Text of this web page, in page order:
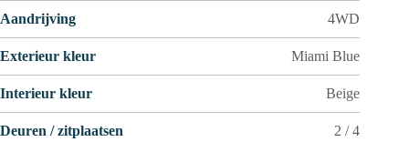
Aandrijving 4WD
Exterieur kleur Miami Blue
Interieur kleur Beige
Deuren / zitplaatsen 2 / 4